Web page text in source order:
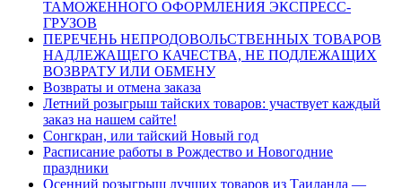
ТАМОЖЕННОГО ОФОРМЛЕНИЯ ЭКСПРЕСС-
ГРУЗОВ
ПЕРЕЧЕНЬ НЕПРОДОВОЛЬСТВЕННЫХ ТОВАРОВ
НАДЛЕЖАЩЕГО КАЧЕСТВА, НЕ ПОДЛЕЖАЩИХ
ВОЗВРАТУ ИЛИ ОБМЕНУ
Возвраты и отмена заказа
Летний розыгрыш тайских товаров: участвует каждый
заказ на нашем сайте!
Сонгкран, или тайский Новый год
Расписание работы в Рождество и Новогодние
праздники
Осенний розыгрыш лучших товаров из Таиланда —